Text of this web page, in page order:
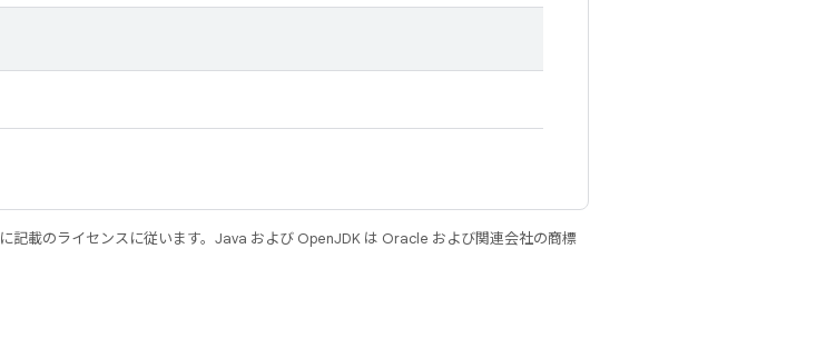
に記載のライセンスに従います。Java および OpenJDK は Oracle および関連会社の商標